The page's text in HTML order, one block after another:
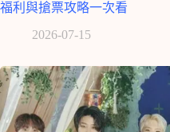
福利與搶票攻略一次看
2026-07-15